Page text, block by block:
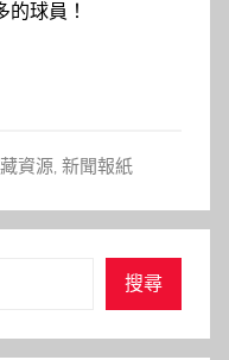
球員！
資源, 新聞報紙
搜尋